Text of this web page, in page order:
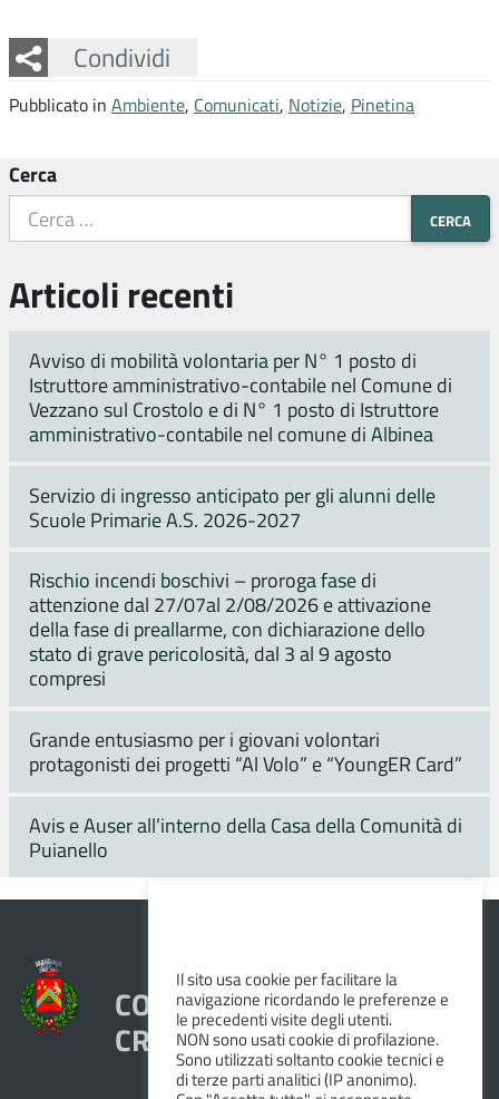
Condividi
Facebook
Twitter
Whatsapp
Pubblicato in Ambiente, Comunicati, Notizie, Pinetina
Cerca
Articoli recenti
Avviso di mobilità volontaria per N° 1 posto di
Istruttore amministrativo-contabile nel Comune di
Vezzano sul Crostolo e di N° 1 posto di Istruttore
amministrativo-contabile nel comune di Albinea
Servizio di ingresso anticipato per gli alunni delle
Scuole Primarie A.S. 2026-2027
Rischio incendi boschivi – proroga fase di
attenzione dal 27/07al 2/08/2026 e attivazione
della fase di preallarme, con dichiarazione dello
stato di grave pericolosità, dal 3 al 9 agosto
compresi
Grande entusiasmo per i giovani volontari
protagonisti dei progetti “Al Volo” e “YoungER Card”
Avis e Auser all’interno della Casa della Comunità di
Puianello
COMUNE DI VEZZANO SUL
CROSTOLO
Il sito usa cookie per facilitare la
navigazione ricordando le preferenze e
le precedenti visite degli utenti.
NON sono usati cookie di profilazione.
Sono utilizzati soltanto cookie tecnici e
di terze parti analitici (IP anonimo).